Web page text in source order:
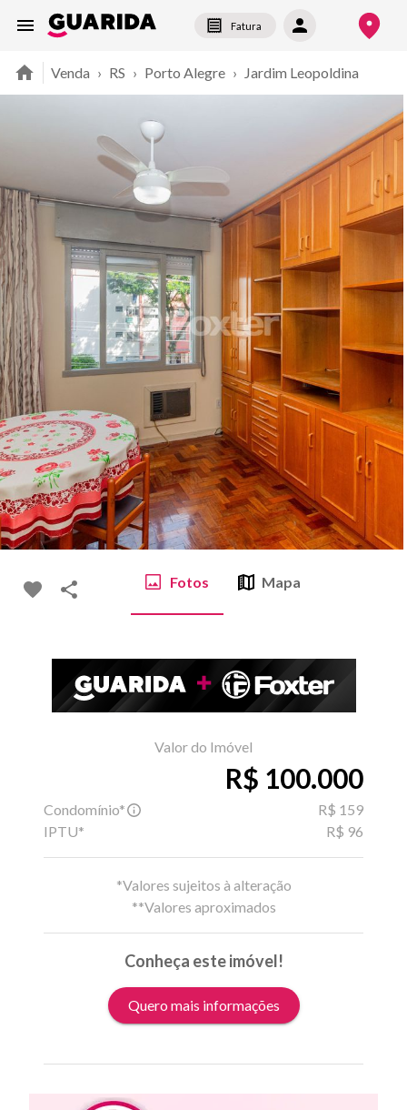
Fatura
Venda › RS › Porto Alegre › Jardim Leopoldina
Fotos Mapa
Valor do Imóvel
R$ 100.000
Condomínio*
R$ 159
IPTU*
R$ 96
*Valores sujeitos à alteração
**Valores aproximados
Conheça este imóvel!
Quero mais informações